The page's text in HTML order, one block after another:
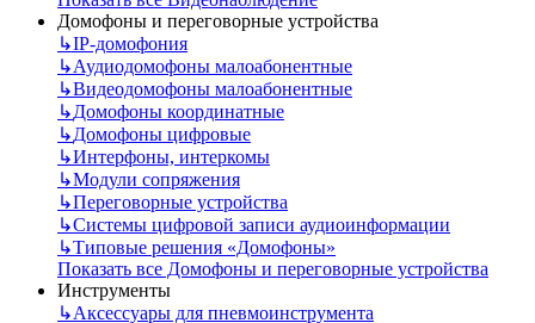
Домофоны и переговорные устройства
↳IP-домофония
↳Аудиодомофоны малоабонентные
↳Видеодомофоны малоабонентные
↳Домофоны координатные
↳Домофоны цифровые
↳Интерфоны, интеркомы
↳Модули сопряжения
↳Переговорные устройства
↳Системы цифровой записи аудиоинформации
↳Типовые решения «Домофоны»
Показать все Домофоны и переговорные устройства
Инструменты
↳Аксессуары для пневмоинструмента